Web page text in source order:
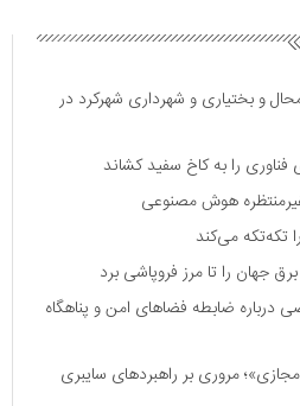
و بختیاری و شهرداری شهرکرد در
را به کاخ سفید کشاند
هوش مصنوعی
تکه‌تکه می‌کند
را تا مرز فروپاشی برد
ضابطه فضا‌های امن و پناهگاه
مروری بر راهبرد‌های سایبری